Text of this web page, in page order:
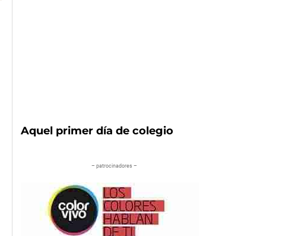
Aquel primer día de colegio
– patrocinadores –